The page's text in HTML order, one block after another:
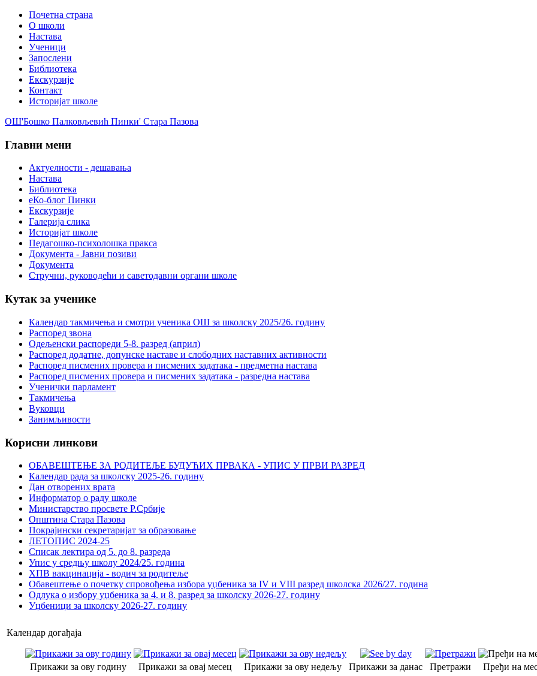
Почетна страна
О школи
Настава
Ученици
Запослени
Библиотека
Екскурзије
Контакт
Историјат школе
ОШ'Бошко Палковљевић Пинки' Стара Пазова
Главни мени
Актуелности - дешавања
Настава
Библиотека
еКо-блог Пинки
Екскурзије
Галерија слика
Историјат школе
Педагошко-психолошка пракса
Документа - Јавни позиви
Документа
Стручни, руководећи и саветодавни органи школе
Кутак за ученике
Календар такмичења и смотри ученика ОШ за школску 2025/26. годину
Распоред звона
Одељенски распореди 5-8. разред (април)
Распоред додатне, допунске наставе и слободних наставних активности
Распоред писмених провера и писмених задатака - предметна настава
Распоред писмених провера и писмених задатака - разредна настава
Ученички парламент
Такмичења
Вуковци
Занимљивости
Корисни линкови
ОБАВЕШТЕЊЕ ЗА РОДИТЕЉЕ БУДУЋИХ ПРВАКА - УПИС У ПРВИ РАЗРЕД
Календар рада за школску 2025-26. годину
Дан отворених врата
Информатор о раду школе
Министарство просвете Р.Србије
Општина Стара Пазова
Покрајински секретаријат за образовање
ЛЕТОПИС 2024-25
Списак лектира од 5. до 8. разреда
Упис у средњу школу 2024/25. година
ХПВ вакцинација - водич за родитеље
Обавештење о почетку спровођења избора уџбеника за IV и VIII разред школска 2026/27. година
Одлука о избору уџбеника за 4. и 8. разред за школску 2026-27. годину
Уџбеници за школску 2026-27. годину
Календар догађаја
Прикажи за ову годину Прикажи за овај месец Прикажи за ову недељу Прикажи за данас Претражи
Пређи на